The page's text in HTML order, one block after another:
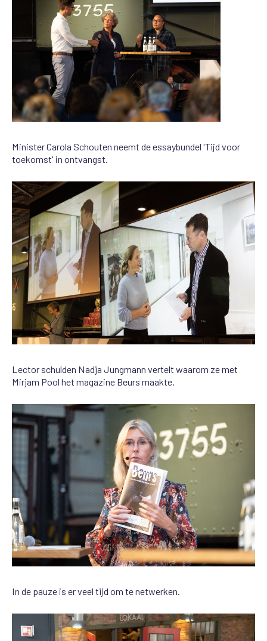
Minister Carola Schouten neemt de essaybundel 'Tijd voor
toekomst' in ontvangst.
Lector schulden Nadja Jungmann vertelt waarom ze met
Mirjam Pool het magazine Beurs maakte.
In de pauze is er veel tijd om te netwerken.